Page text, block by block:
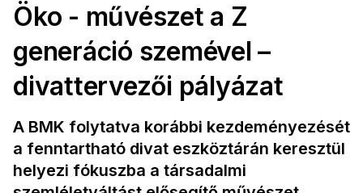
Öko - művészet a Z
generáció szemével –
divattervezői pályázat
A BMK folytatva korábbi kezdeményezését
a fenntartható divat eszköztárán keresztül
helyezi fókuszba a társadalmi